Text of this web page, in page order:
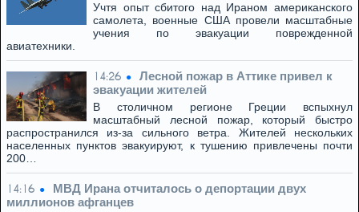
Учтя опыт сбитого над Ираном американского
самолета, военные США провели масштабные
учения по эвакуации поврежденной
авиатехники.
14:26
Лесной пожар в Аттике привел к
эвакуации жителей
В столичном регионе Греции вспыхнул
масштабный лесной пожар, который быстро
распространился из-за сильного ветра. Жителей нескольких
населенных пунктов эвакуируют, к тушению привлечены почти
200…
14:16
МВД Ирана отчиталось о депортации двух
миллионов афганцев